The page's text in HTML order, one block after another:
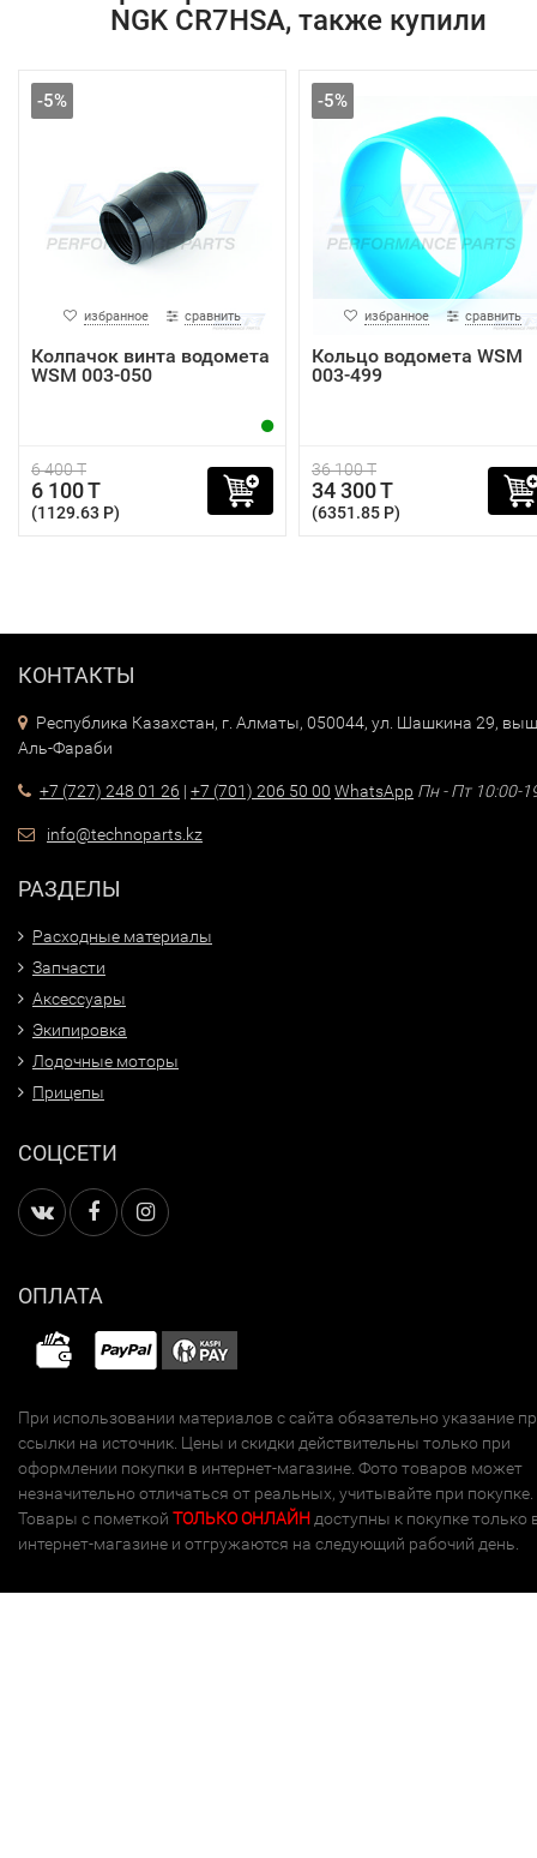
NGK CR7HSA, также купили
-5%
избранное сравнить
Колпачок винта водомета
WSM 003-050
6 400 T
6 100 T
(1129.63 P)
-5%
избранное сравнить
Кольцо водомета WSM
003-499
36 100 T
34 300 T
(6351.85 P)
КОНТАКТЫ
Республика Казахстан, г. Алматы, 050044, ул. Шашкина 29,
Аль-Фараби
+7 (727) 248 01 26 | +7 (701) 206 50 00 WhatsApp Пн - Пт 10:00-
info@technoparts.kz
РАЗДЕЛЫ
Расходные материалы
Запчасти
Аксессуары
Экипировка
Лодочные моторы
Прицепы
СОЦСЕТИ
ОПЛАТА
При использовании материалов с сайта обязательно указание
ссылки на источник. Цены и скидки действительны только при
оформлении покупки в интернет-магазине. Фото товаров может
незначительно отличаться от реальных, учитывайте при покупке.
Товары с пометкой ТОЛЬКО ОНЛАЙН доступны к покупке только
интернет-магазине и отгружаются на следующий рабочий день.